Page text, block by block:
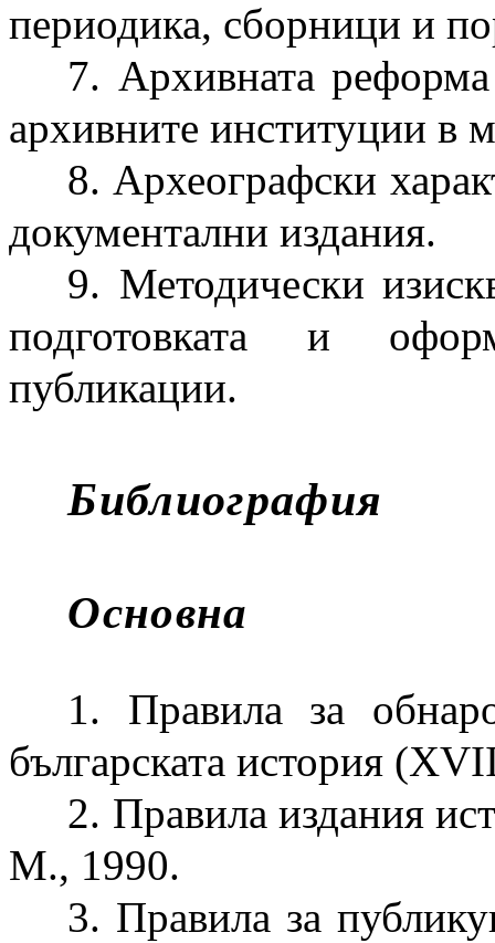
периодика, сборници и
7. Архивната
архивните институции в
8. Археографски
документални издания.
9. Методически
подготовката и
публикации.
Библиография
Основна
1. Правила за
българската история
2. Правила издания
М., 1990.
3. Правила за